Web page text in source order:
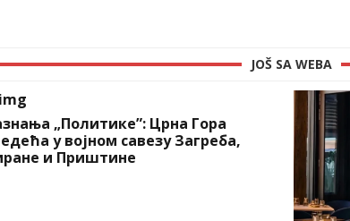
JOŠ SA WEBA
„Политике”: Црна Гора
у војном савезу Загреба,
и Приштине